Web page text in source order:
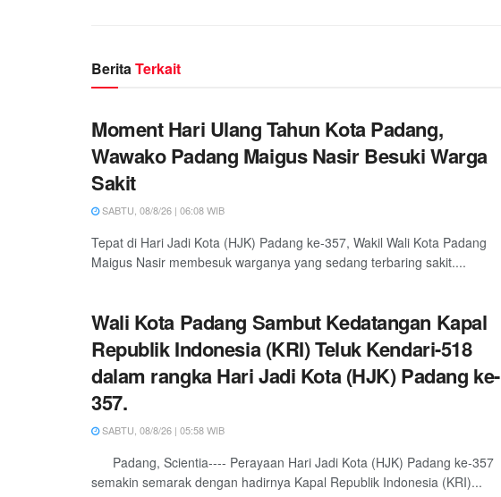
BeritaTerkait
Moment Hari Ulang Tahun Kota Padang,
Wawako Padang Maigus Nasir Besuki Warga
Sakit
SABTU, 08/8/26 | 06:08 WIB
Tepat di Hari Jadi Kota (HJK) Padang ke-357, Wakil Wali Kota Padang
Maigus Nasir membesuk warganya yang sedang terbaring sakit....
Wali Kota Padang Sambut Kedatangan Kapal
Republik Indonesia (KRI) Teluk Kendari-518
dalam rangka Hari Jadi Kota (HJK) Padang ke-
357.
SABTU, 08/8/26 | 05:58 WIB
Padang, Scientia---- Perayaan Hari Jadi Kota (HJK) Padang ke-357
semakin semarak dengan hadirnya Kapal Republik Indonesia (KRI)...